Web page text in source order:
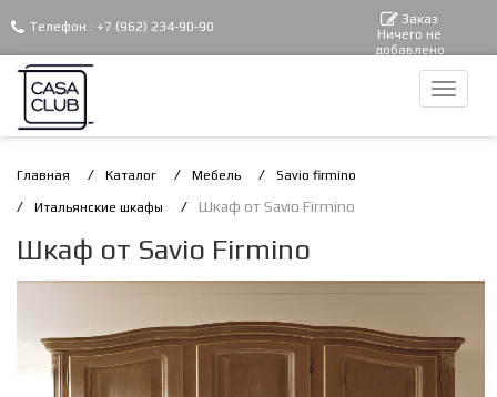
Телефон : +7 (962) 234-90-90 Заказ
Ничего не
добавлено
Главная Каталог Мебель Savio firmino
Итальянские шкафы Шкаф от Savio Firmino
Шкаф от Savio Firmino